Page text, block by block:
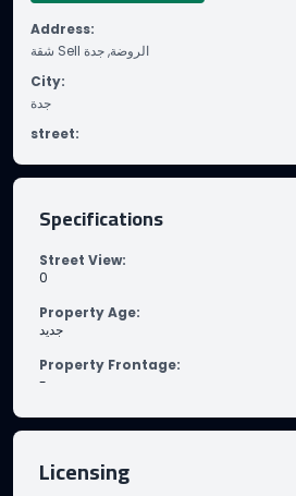
Address:
شقة Sell الروضة, جدة
City:
جدة
street:
Specifications
Street View:
0
Property Age:
جديد
Property Frontage:
-
Licensing